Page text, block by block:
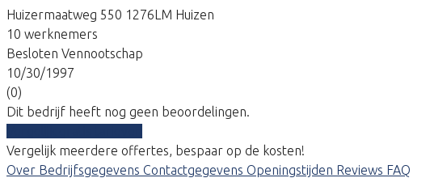
Huizermaatweg 550 1276LM Huizen
10 werknemers
Besloten Vennootschap
10/30/1997
(0)
Dit bedrijf heeft nog geen beoordelingen.
Vergelijk meerdere offertes, bespaar op de kosten!
Over Bedrijfsgegevens Contactgegevens Openingstijden Reviews FAQ